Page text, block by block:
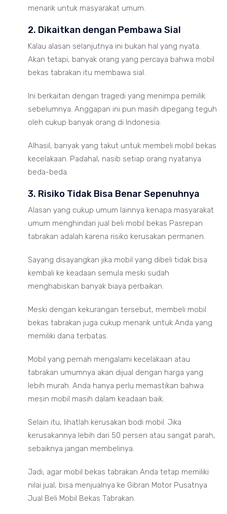
menarik untuk masyarakat umum.
2. Dikaitkan dengan Pembawa Sial
Kalau alasan selanjutnya ini bukan hal yang nyata.
Akan tetapi, banyak orang yang percaya bahwa mobil
bekas tabrakan itu membawa sial.
Ini berkaitan dengan tragedi yang menimpa pemilik
sebelumnya. Anggapan ini pun masih dipegang teguh
oleh cukup banyak orang di Indonesia.
Alhasil, banyak yang takut untuk membeli mobil bekas
kecelakaan. Padahal, nasib setiap orang nyatanya
beda-beda.
3. Risiko Tidak Bisa Benar Sepenuhnya
Alasan yang cukup umum lainnya kenapa masyarakat
umum menghindari jual beli mobil bekas Pasrepan
tabrakan adalah karena risiko kerusakan permanen.
Sayang disayangkan jika mobil yang dibeli tidak bisa
kembali ke keadaan semula meski sudah
menghabiskan banyak biaya perbaikan.
Meski dengan kekurangan tersebut, membeli mobil
bekas tabrakan juga cukup menarik untuk Anda yang
memiliki dana terbatas.
Mobil yang pernah mengalami kecelakaan atau
tabrakan umumnya akan dijual dengan harga yang
lebih murah. Anda hanya perlu memastikan bahwa
mesin mobil masih dalam keadaan baik.
Selain itu, lihatlah kerusakan bodi mobil. Jika
kerusakannya lebih dari 50 persen atau sangat parah,
sebaiknya jangan membelinya.
Jadi, agar mobil bekas tabrakan Anda tetap memiliki
nilai jual, bisa menjualnya ke Gibran Motor Pusatnya
Jual Beli Mobil Bekas Tabrakan.